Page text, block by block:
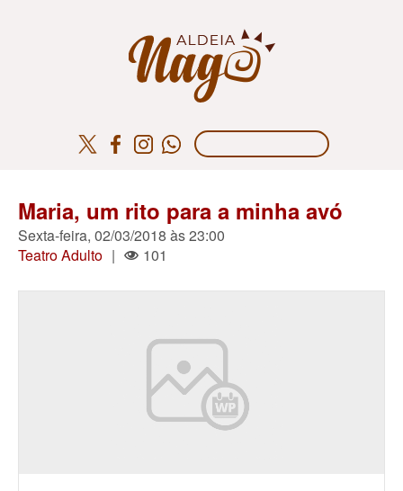
Maria, um rito para a minha avó
Sexta-feira, 02/03/2018 às 23:00
Teatro Adulto | 101